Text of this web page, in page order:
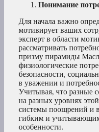
Понимание
Для начала важно
мотивирует ваших
эксперт в области
рассматривать
призму пирамиды
физиологические
безопасности,
в уважении и
Учитывая, что разные
на разных уровнях
системы поощрений и
гибким и
особенности.